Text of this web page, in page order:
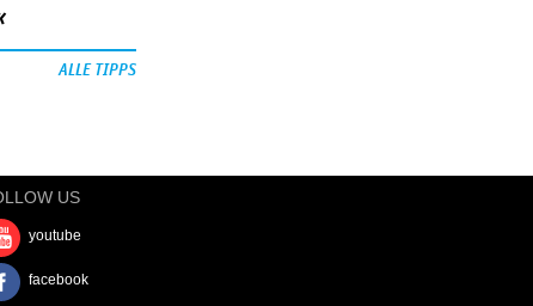
ALLE TIPPS
US
youtube
facebook